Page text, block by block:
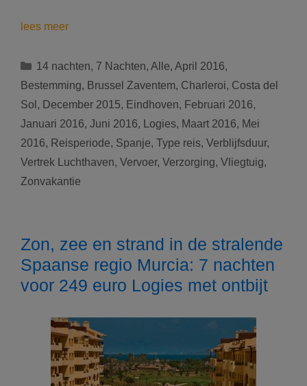
lees meerVlieg
Costa
del
Sol
voor
1,
2,
weken
de
zon
199
euro
Logies
Categorieën
14 nachten, 7 Nachten, Alle, April 2016,
Bestemming, Brussel Zaventem, Charleroi, Costa del
Sol , December 2015, Eindhoven, Februari 2016,
Januari 2016, Juni 2016, Logies, Maart 2016, Mei
2016, Reisperiode, Spanje, Type reis, Verblijfsduur,
Vertrek Luchthaven, Vervoer, Verzorging, Vliegtuig,
Zonvakantie
Zon, zee en strand in de stralende
Spaanse regio Murcia: 7 nachten
voor 249 euro Logies met ontbijt